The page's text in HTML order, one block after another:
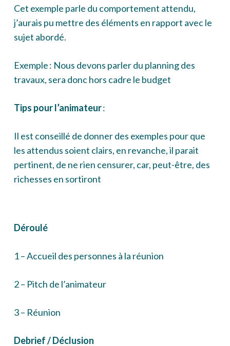
Cet exemple parle du comportement attendu,
j’aurais pu mettre des éléments en rapport avec le
sujet abordé.
Exemple : Nous devons parler du planning des
travaux, sera donc hors cadre le budget
Tips pour l’animateur:
Il est conseillé de donner des exemples pour que
les attendus soient clairs, en revanche, il parait
pertinent, de ne rien censurer, car, peut-être, des
richesses en sortiront
Déroulé
1 – Accueil des personnes à la réunion
2 – Pitch de l’animateur
3 – Réunion
Debrief /Déclusion